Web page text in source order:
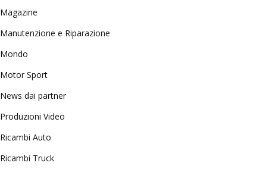
Magazine
Manutenzione e Riparazione
Mondo
Motor Sport
News dai partner
Produzioni Video
Ricambi Auto
Ricambi Truck